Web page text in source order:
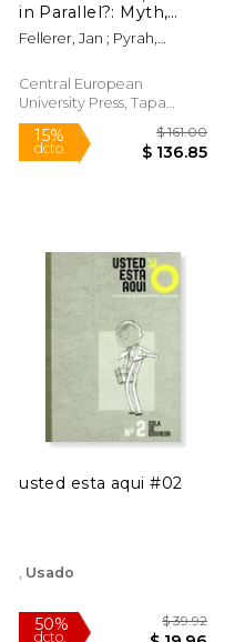
50%
in Parallel?: Myth,
Memory and
Migration, c. 1890-
Fellerer, Jan ; Pyrah,
Central European
University Press, Tapa
Dura, Nuevo
usted esta aqui #02
Usado